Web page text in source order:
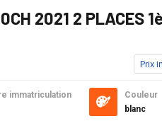
2021 2 PLACES
Prix
immatriculation
Couleur
blanc